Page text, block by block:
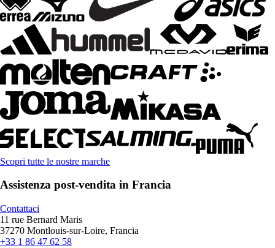
Scopri tutte le nostre marche
Assistenza post-vendita in Francia
Contattaci
11 rue Bernard Maris
37270 Montlouis-sur-Loire, Francia
+33 1 86 47 62 58